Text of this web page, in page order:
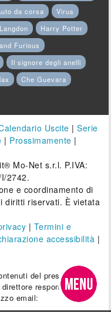
da corsa
Virus
Harry Potter
Furious
Il signore degli anelli
Che Guevara
Uscite |Serie
| Prossimamente |
Mo-Net s.r.l. P.IVA:
2742.
e coordinamento di
diritti riservati. È vietata
| Termini e
accessibilità |
del presente sito
responsabile.
email: